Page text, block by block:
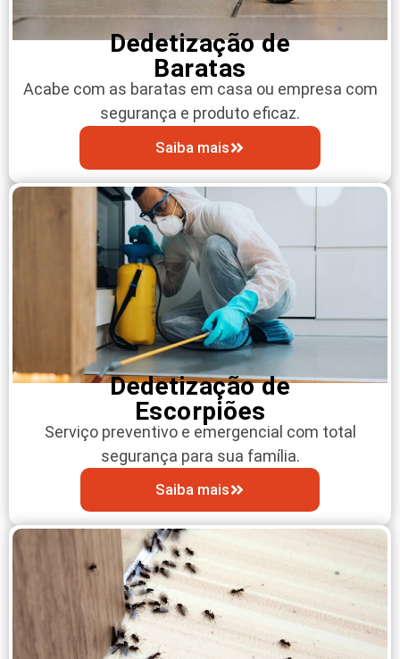
Dedetização de
Baratas
Acabe com as baratas em casa ou empresa com
segurança e produto eficaz.
Saiba mais
Dedetização de
Escorpiões
Serviço preventivo e emergencial com total
segurança para sua família.
Saiba mais